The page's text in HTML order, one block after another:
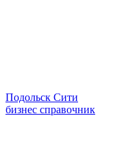
Подольск Сити
бизнес справочник